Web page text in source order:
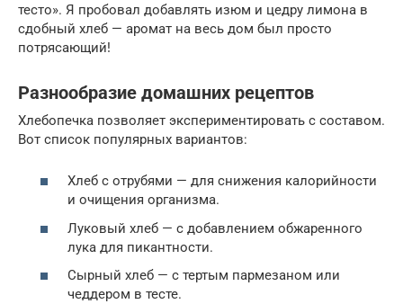
тесто». Я пробовал добавлять изюм и цедру лимона в
сдобный хлеб — аромат на весь дом был просто
потрясающий!
Разнообразие домашних рецептов
Хлебопечка позволяет экспериментировать с составом.
Вот список популярных вариантов:
Хлеб с отрубями — для снижения калорийности
и очищения организма.
Луковый хлеб — с добавлением обжаренного
лука для пикантности.
Сырный хлеб — с тертым пармезаном или
чеддером в тесте.